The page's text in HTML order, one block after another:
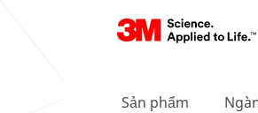
Sản phẩm